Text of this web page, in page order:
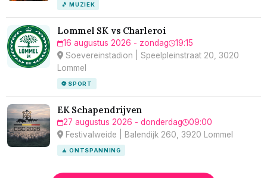
🎵 MUZIEK
Lommel SK vs Charleroi
16 augustus 2026 - zondag
19:15
Soevereinstadion | Speelpleinstraat 20, 3020
Lommel
⚽ SPORT
EK Schapendrijven
27 augustus 2026 - donderdag
09:00
Festivalweide | Balendijk 260, 3920 Lommel
🧘 ONTSPANNING